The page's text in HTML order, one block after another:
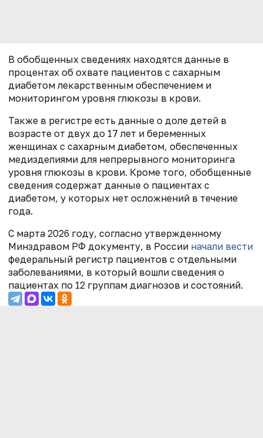
В обобщенных сведениях находятся данные в
процентах об охвате пациентов с сахарным
диабетом лекарственным обеспечением и
мониторингом уровня глюкозы в крови.
Также в регистре есть данные о доле детей в
возрасте от двух до 17 лет и беременных
женщинах с сахарным диабетом, обеспеченных
медизделиями для непрерывного мониторинга
уровня глюкозы в крови. Кроме того, обобщенные
сведения содержат данные о пациентах с
диабетом, у которых нет осложнений в течение
года.
С марта 2026 году, согласно утвержденному
Минздравом РФ документу, в России начали вести
федеральный регистр пациентов с отдельными
заболеваниями, в который вошли сведения о
пациентах по 12 группам диагнозов и состояний.